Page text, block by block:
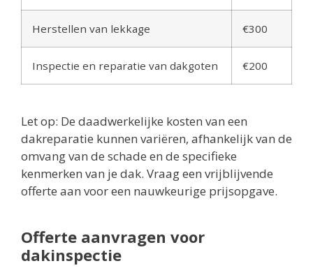
Herstellen van lekkage €300
Inspectie en reparatie van dakgoten €200
Let op: De daadwerkelijke kosten van een
dakreparatie kunnen variëren, afhankelijk van de
omvang van de schade en de specifieke
kenmerken van je dak. Vraag een vrijblijvende
offerte aan voor een nauwkeurige prijsopgave.
Offerte aanvragen voor
dakinspectie